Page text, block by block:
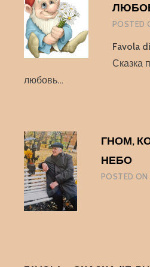
POSTED
Favola
Сказка
любовь…
ГНОМ,
НЕБО
POSTED ON